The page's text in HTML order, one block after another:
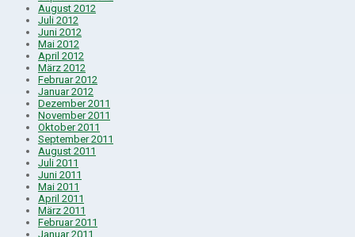
August 2012
Juli 2012
Juni 2012
Mai 2012
April 2012
März 2012
Februar 2012
Januar 2012
Dezember 2011
November 2011
Oktober 2011
September 2011
August 2011
Juli 2011
Juni 2011
Mai 2011
April 2011
März 2011
Februar 2011
Januar 2011